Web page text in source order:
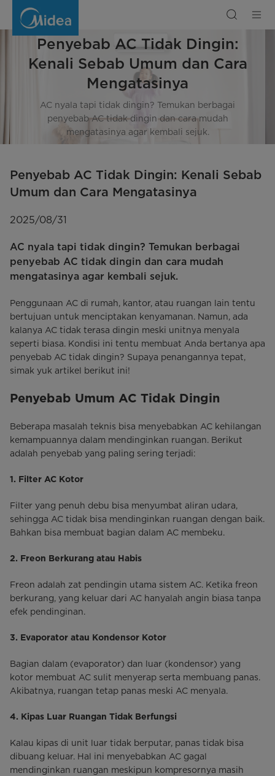
Mengatasinya
Penyebab AC Tidak Dingin:
Kenali Sebab Umum dan Cara
Mengatasinya
AC nyala tapi tidak dingin? Temukan berbagai
penyebab AC tidak dingin dan cara mudah
mengatasinya agar kembali sejuk.
Penyebab AC Tidak Dingin: Kenali Sebab
Umum dan Cara Mengatasinya
AC nyala tapi tidak dingin? Temukan berbagai
penyebab AC tidak dingin dan cara mudah
mengatasinya agar kembali sejuk.
2025/08/31
Penggunaan AC di rumah, kantor, atau ruangan lain tentu
bertujuan untuk menciptakan kenyamanan. Namun, ada
kalanya AC tidak terasa dingin meski unitnya menyala
seperti biasa. Kondisi ini tentu membuat Anda bertanya apa
penyebab AC tidak dingin? Supaya penangannya tepat,
simak yuk artikel berikut ini!
Penyebab Umum AC Tidak Dingin
Beberapa masalah teknis bisa menyebabkan AC kehilangan
kemampuannya dalam mendinginkan ruangan. Berikut
adalah penyebab yang paling sering terjadi:
1. Filter AC Kotor
Filter yang penuh debu bisa menyumbat aliran udara,
sehingga AC tidak bisa mendinginkan ruangan dengan baik.
Bahkan bisa membuat bagian dalam AC membeku.
2. Freon Berkurang atau Habis
Freon adalah zat pendingin utama sistem AC. Ketika freon
berkurang, yang keluar dari AC hanyalah angin biasa tanpa
efek pendinginan.
3. Evaporator atau Kondensor Kotor
Bagian dalam (evaporator) dan luar (kondensor) yang
kotor membuat AC sulit menyerap serta membuang panas.
Akibatnya, ruangan tetap panas meski AC menyala.
4. Kipas Luar Ruangan Tidak Berfungsi
Kalau kipas di unit luar tidak berputar, panas tidak bisa
dibuang keluar. Hal ini menyebabkan AC gagal
mendinginkan ruangan meskipun kompresornya masih